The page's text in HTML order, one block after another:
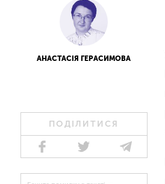
АНАСТАСІЯ ГЕРАСИМОВА
ПОДІЛИТИСЯ